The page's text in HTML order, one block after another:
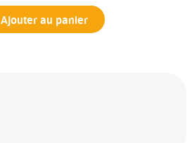
Ajouter au panier